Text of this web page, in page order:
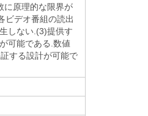
に原理的な限界が
ビデオ番組の読出
しない.(3)提供す
可能である.数値
する設計が可能で